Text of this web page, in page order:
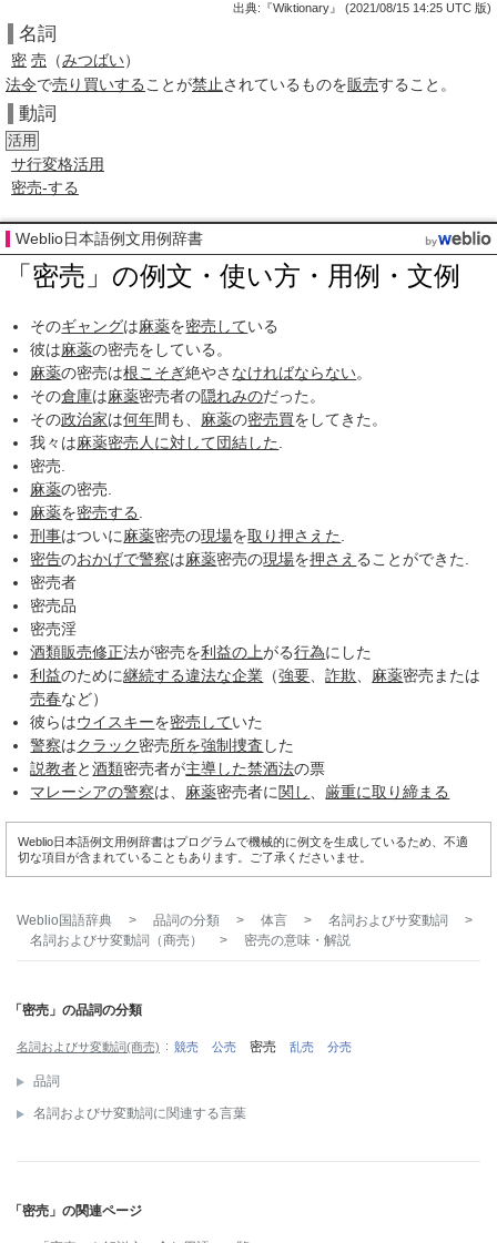
出典:『Wiktionary』 (2021/08/15 14:25 UTC 版)
名詞
密 売 （みつばい）
法令で売り買いすることが禁止されているものを販売すること。
動詞
活用
サ行変格活用
密売-する
Weblio日本語例文用例辞書
「密売」の例文・使い方・用例・文例
そのギャングは麻薬を密売している
彼は麻薬の密売をしている。
麻薬の密売は根こそぎ絶やさ なければならない。
その倉庫は麻薬密売者の隠れみのだった。
その政治家は何年間も、 麻薬の密売買をしてきた。
我々は麻薬密売人に対して団結した.
密売.
麻薬の密売.
麻薬を密売する.
刑事はついに麻薬密売の現場を取り押さえた.
密告のおかげで警察は麻薬密売の現場を押さえ ることができた.
密売者
密売品
密売淫
酒類販売修正法が密売を利益の上がる行為にした
利益のために継続する違法な企業 （強要、詐欺、 麻薬密売または
売春など）
彼らはウイスキーを密売していた
警察はクラック密売所を強制捜査 した
説教者と酒類密売者が主導した禁酒法の票
マレーシアの警察は、 麻薬密売者に関し、 厳重に取り締まる
Weblio日本語例文用例辞書はプログラムで機械的に例文を生成しているため、不適
切な項目が含まれていることもあります。ご了承くださいませ。
Weblio国語辞典 > 品詞の分類 > 体言 > 名詞およびサ変動詞
>
名詞およびサ変動詞（商売）
> 密売の意味・解説
「密売」の品詞の分類
名詞およびサ変動詞(商売) 競売 公売 密売 乱売 分売
品詞
名詞およびサ変動詞に関連する言葉
「密売」の関連ページ